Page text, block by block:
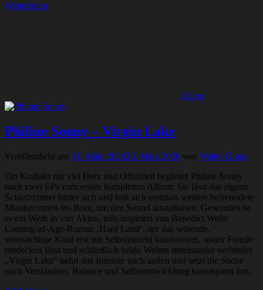
Weiterlesen
Alben
Philine Sonny – Virgin Lake
Veröffentlicht am 31. März 202626. März 2026 von Walter Kraus
Ein Kraftakt mit viel Herz und Offenheit begleitet Philine Sonny
nach zwei EPs zum ersten kompletten Album. Sie lässt das eigene
Schlafzimmer hinter sich und holt sich erstmals weitere befreundete
Musiker:innen ins Boot, um den Sound auszubauen. Geworden ist
es ein Werk in vier Akten, teils inspiriert von Benedict Wells‘
Coming-of-Age-Roman ‚Hard Land‘, der das wütende,
sehnsüchtige Kind erst mit Selbstmitleid konfrontiert, später Freude
entdecken lässt und schließlich beide Welten miteinander verbindet.
„Virgin Lake“ kehrt das Innerste nach außen und setzt die Suche
nach Verständnis, Balance und Selbstentwicklung konsequent fort.